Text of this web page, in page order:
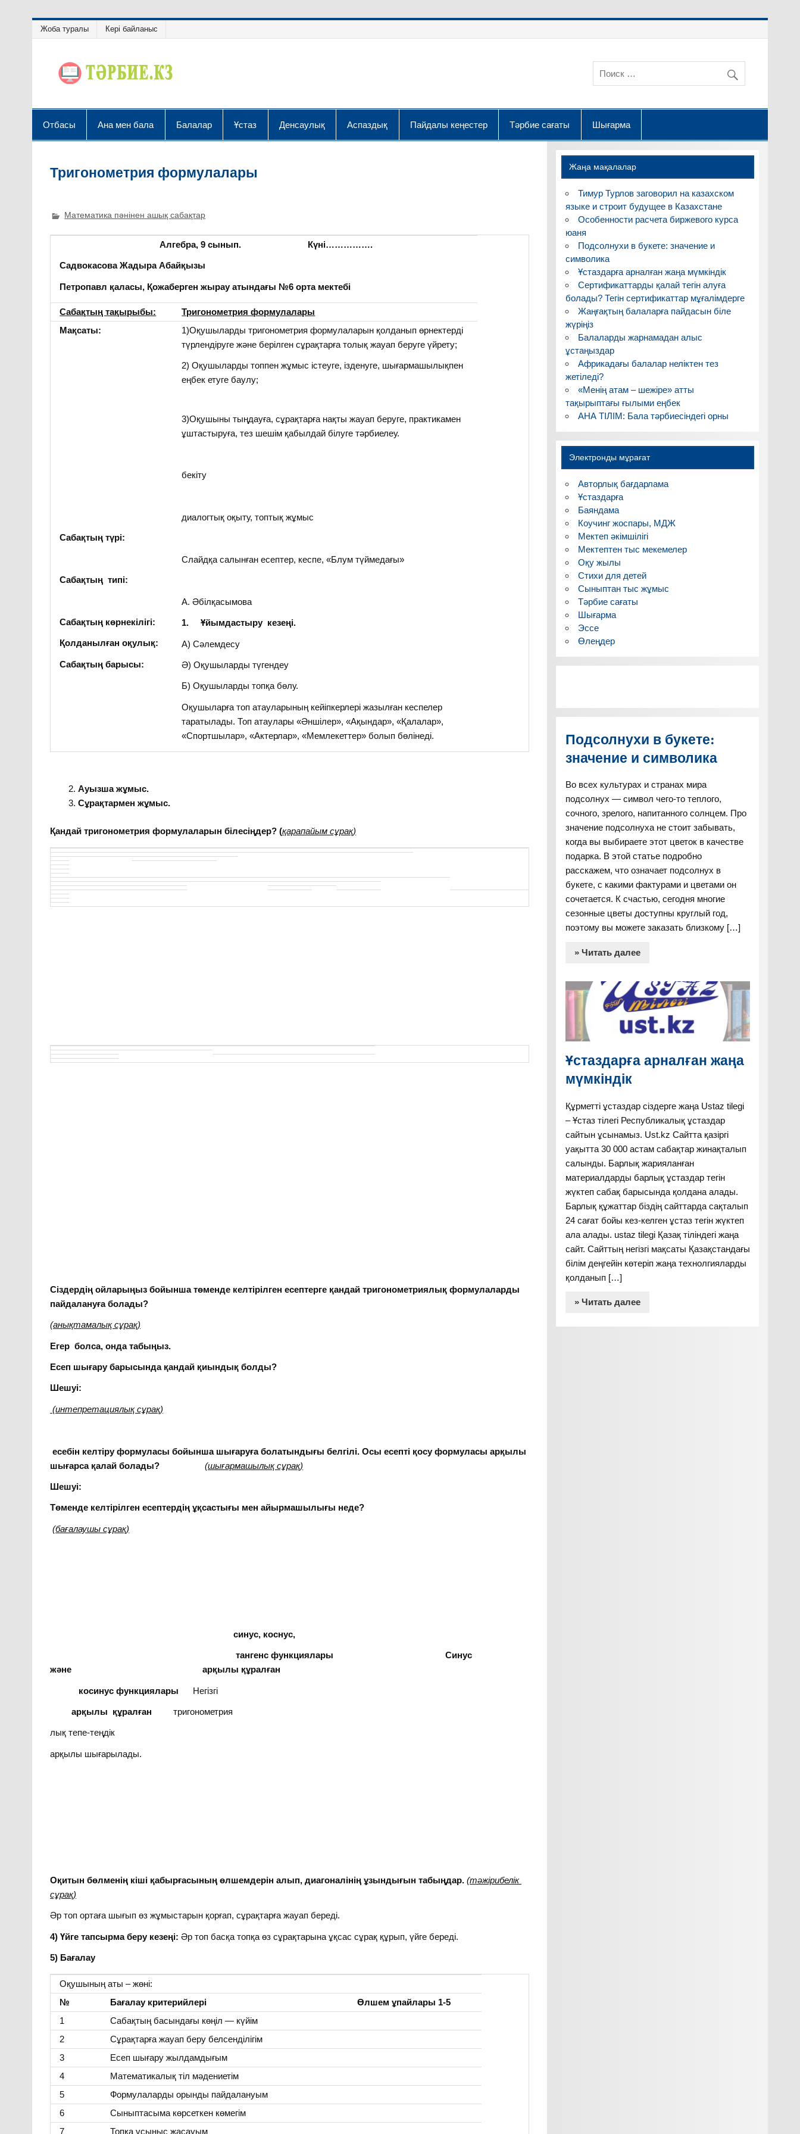
Жоба туралы Кері байланыс
Отбасы Ана мен бала Балалар Ұстаз Денсаулық Аспаздық Пайдалы кеңестер Тәрбие сағаты Шығарма
Тригонометрия формулалары
Математика пәнінен ашық сабақтар
Алгебра, 9 сынып. Күні…………….
Садвокасова Жадыра Абайқызы
Петропавл қаласы, Қожаберген жырау атындағы №6 орта мектебі
Сабақтың тақырыбы:
Тригонометрия формулалары
Мақсаты:
Сабақтың түрі:
Сабақтың типі:
Сабақтың көрнекілігі:
Қолданылған оқулық:
Сабақтың барысы:
1)Оқушыларды тригонометрия формулаларын қолданып өрнектерді
түрлендіруге және берілген сұрақтарға толық жауап беруге үйрету;
2) Оқушыларды топпен жұмыс істеуге, ізденуге, шығармашылықпен
еңбек етуге баулу;
3)Оқушыны тыңдауға, сұрақтарға нақты жауап беруге, практикамен
ұштастыруға, тез шешім қабылдай білуге тәрбиелеу.
бекіту
диалогтық оқыту, топтық жұмыс
Слайдқа салынған есептер, кеспе, «Блум түймедағы»
А. Әбілқасымова
1.Ұйымдастыру кезеңі.
А) Сәлемдесу
Ә) Оқушыларды түгендеу
Б) Оқушыларды топқа бөлу.
Оқушыларға топ атауларының кейіпкерлері жазылған кеспелер
таратылады. Топ атаулары «Әншілер», «Ақындар», «Қалалар»,
«Спортшылар», «Актерлар», «Мемлекеттер» болып бөлінеді.
Ауызша жұмыс.
Сұрақтармен жұмыс.
Қандай тригонометрия формулаларын білесіңдер? (қарапайым сұрақ)
Сіздердің ойларыңыз бойынша төменде келтірілген есептерге қандай тригонометриялық формулаларды
пайдалануға болады?
(анықтамалық сұрақ)
Егер болса, онда табыңыз.
Есеп шығару барысында қандай қиындық болды?
Шешуі:
(интепретациялық сұрақ)
есебін келтіру формуласы бойынша шығаруға болатындығы белгілі. Осы есепті қосу формуласы арқылы
шығарса қалай болады?(шығармашылық сұрақ)
Шешуі:
Төменде келтірілген есептердің ұқсастығы мен айырмашылығы неде?
(бағалаушы сұрақ)
синус, коснус,
тангенс функциялары Синус
және арқылы құралған
косинус функциялары Негізгі
арқылы құралғантригонометрия
лық тепе-теңдік
арқылы шығарылады.
Оқитын бөлменің кіші қабырғасының өлшемдерін алып, диагоналінің ұзындығын табыңдар.(тәжірибелік
сұрақ)
Әр топ ортаға шығып өз жұмыстарын қорғап, сұрақтарға жауап береді.
4) Үйге тапсырма беру кезеңі:Әр топ басқа топқа өз сұрақтарына ұқсас сұрақ құрып, үйге береді.
5) Бағалау
Оқушының аты – жөні:
№
Бағалау критерийлері
Өлшем ұпайлары 1-5
1
Сабақтың басындағы көңіл — күйім
2
Сұрақтарға жауап беру белсенділігім
3
Есеп шығару жылдамдығым
4
Математикалық тіл мәдениетім
5
Формулаларды орынды пайдалануым
6
Сыныптасыма көрсеткен көмегім
7
Топқа ұсыныс жасауым
Жаңа мақалалар
Тимур Турлов заговорил на казахском
языке и строит будущее в Казахстане
Особенности расчета биржевого курса
юаня
Подсолнухи в букете: значение и
символика
Ұстаздарға арналған жаңа мүмкіндік
Сертификаттарды қалай тегін алуға
болады? Тегін сертификаттар мұғалімдерге
Жаңғақтың балаларға пайдасын біле
жүріңіз
Балаларды жарнамадан алыс
ұстаңыздар
Африкадағы балалар неліктен тез
жетіледі?
«Менің атам – шежіре» атты
тақырыптағы ғылыми еңбек
АНА ТІЛІМ: Бала тәрбиесіндегі орны
Электронды мұрағат
Авторлық бағдарлама
Ұстаздарға
Баяндама
Коучинг жоспары, МДЖ
Мектеп әкімшілігі
Мектептен тыс мекемелер
Оқу жылы
Стихи для детей
Сыныптан тыс жұмыс
Тәрбие сағаты
Шығарма
Эссе
Өлеңдер
Подсолнухи в букете:
значение и символика
Во всех культурах и странах мира
подсолнух — символ чего-то теплого,
сочного, зрелого, напитанного солнцем. Про
значение подсолнуха не стоит забывать,
когда вы выбираете этот цветок в качестве
подарка. В этой статье подробно
расскажем, что означает подсолнух в
букете, с какими фактурами и цветами он
сочетается. К счастью, сегодня многие
сезонные цветы доступны круглый год,
поэтому вы можете заказать близкому […]
» Читать далее
Ұстаздарға арналған жаңа
мүмкіндік
Құрметті ұстаздар сіздерге жаңа Ustaz tilegi
– Ұстаз тілегі Республикалық ұстаздар
сайтын ұсынамыз. Ust.kz Сайтта қазіргі
уақытта 30 000 астам сабақтар жинақталып
салынды. Барлық жарияланған
материалдарды барлық ұстаздар тегін
жүктеп сабақ барысында қолдана алады.
Барлық құжаттар біздің сайттарда сақталып
24 сағат бойы кез-келген ұстаз тегін жүктеп
ала алады. ustaz tilegi Қазақ тіліндегі жаңа
сайт. Сайттың негізгі мақсаты Қазақстандағы
білім деңгейін көтеріп жаңа технолгияларды
қолданып […]
» Читать далее